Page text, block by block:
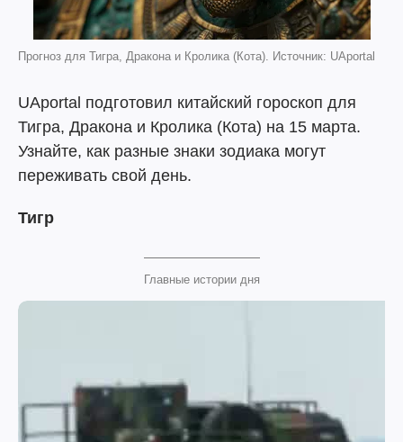
Прогноз для Тигра, Дракона и Кролика (Кота). Источник: UAportal
UAportal подготовил китайский гороскоп для
Тигра, Дракона и Кролика (Кота) на 15 марта.
Узнайте, как разные знаки зодиака могут
переживать свой день.
Тигр
Главные истории дня